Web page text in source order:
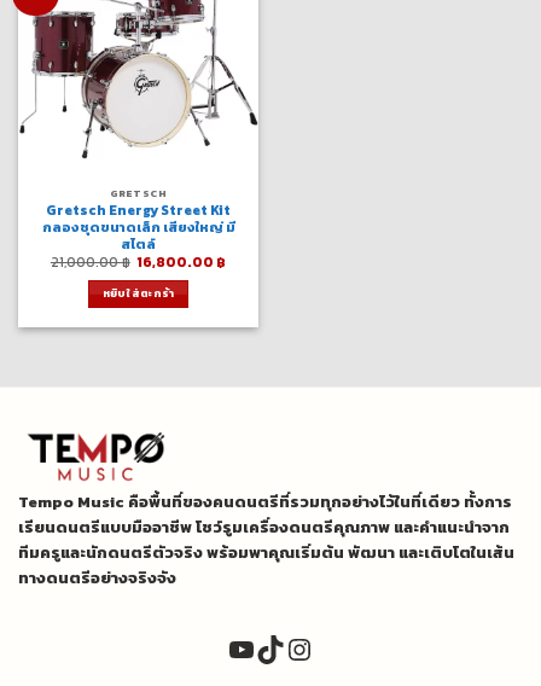
GRETSCH
Gretsch Energy Street Kit
กลองชุดขนาดเล็ก เสียงใหญ่ มี
สไตล์
21,000.00฿ Original
price
was:
21,000.00 ฿.
16,800.00 ฿
หยิบใส่ตะกร้า
Tempo Music คือพื้นที่ของคนดนตรีที่รวมทุกอย่างไว้ในที่เดียว ทั้งการ
เรียนดนตรีแบบมืออาชีพ โชว์รูมเครื่องดนตรีคุณภาพ และคำแนะนำจาก
ทีมครูและนักดนตรีตัวจริง พร้อมพาคุณเริ่มต้น พัฒนา และเติบโตในเส้น
ทางดนตรีอย่างจริงจัง
YouTube
TikTok
Instagram